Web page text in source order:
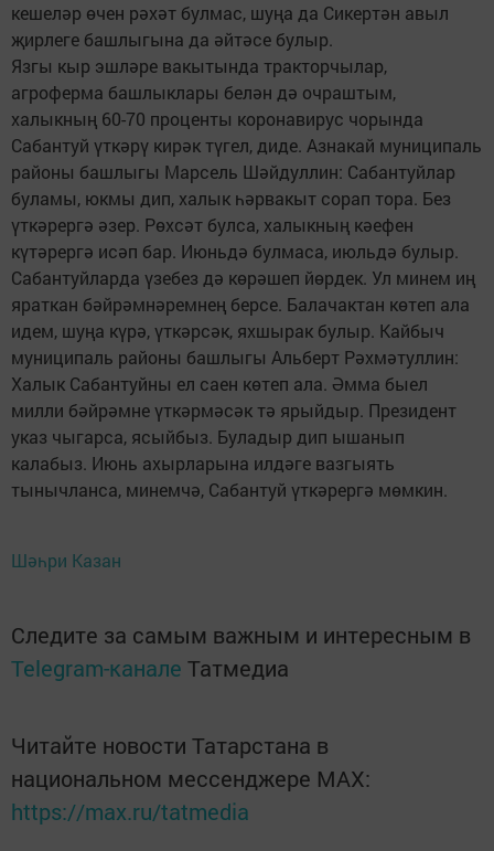
кешеләр өчен рәхәт булмас, шуңа да Сикертән авыл
җирлеге башлыгына да әйтәсе булыр.
Язгы кыр эшләре вакытында тракторчылар,
агроферма башлыклары белән дә очраштым,
халыкның 60-70 проценты коронавирус чорында
Сабантуй үткәрү кирәк түгел, диде. Азнакай муниципаль
районы башлыгы Марсель Шәйдуллин: Сабантуйлар
буламы, юкмы дип, халык һәрвакыт сорап тора. Без
үткәрергә әзер. Рөхсәт булса, халыкның кәефен
күтәрергә исәп бар. Июньдә булмаса, июльдә булыр.
Сабантуйларда үзебез дә көрәшеп йөрдек. Ул минем иң
яраткан бәйрәмнәремнең берсе. Балачактан көтеп ала
идем, шуңа күрә, үткәрсәк, яхшырак булыр. Кайбыч
муниципаль районы башлыгы Альберт Рәхмәтуллин:
Халык Сабантуйны ел саен көтеп ала. Әмма быел
милли бәйрәмне үткәрмәсәк тә ярыйдыр. Президент
указ чыгарса, ясыйбыз. Буладыр дип ышанып
калабыз. Июнь ахырларына илдәге вазгыять
тынычланса, минемчә, Сабантуй үткәрергә мөмкин.
Шәһри Казан
Следите за самым важным и интересным в
Telegram-канале Татмедиа
Читайте новости Татарстана в
национальном мессенджере MАХ:
https://max.ru/tatmedia